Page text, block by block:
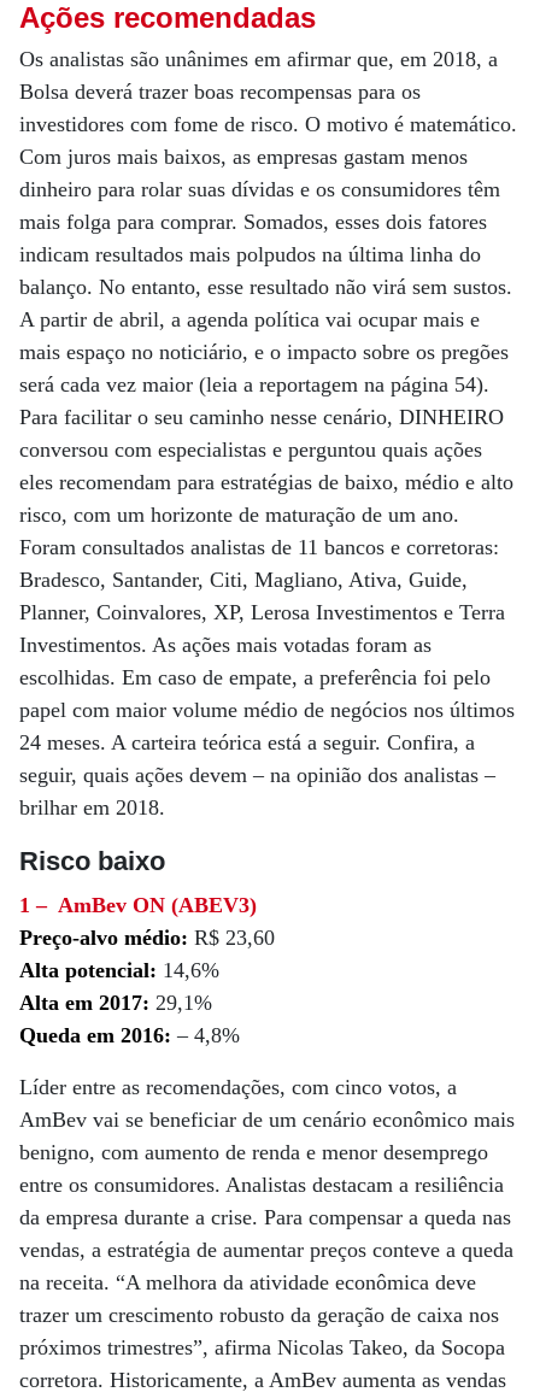
Ações recomendadas
Os analistas são unânimes em afirmar que, em 2018, a
Bolsa deverá trazer boas recompensas para os
investidores com fome de risco. O motivo é matemático.
Com juros mais baixos, as empresas gastam menos
dinheiro para rolar suas dívidas e os consumidores têm
mais folga para comprar. Somados, esses dois fatores
indicam resultados mais polpudos na última linha do
balanço. No entanto, esse resultado não virá sem sustos.
A partir de abril, a agenda política vai ocupar mais e
mais espaço no noticiário, e o impacto sobre os pregões
será cada vez maior (leia a reportagem na página 54).
Para facilitar o seu caminho nesse cenário, DINHEIRO
conversou com especialistas e perguntou quais ações
eles recomendam para estratégias de baixo, médio e alto
risco, com um horizonte de maturação de um ano.
Foram consultados analistas de 11 bancos e corretoras:
Bradesco, Santander, Citi, Magliano, Ativa, Guide,
Planner, Coinvalores, XP, Lerosa Investimentos e Terra
Investimentos. As ações mais votadas foram as
escolhidas. Em caso de empate, a preferência foi pelo
papel com maior volume médio de negócios nos últimos
24 meses. A carteira teórica está a seguir. Confira, a
seguir, quais ações devem – na opinião dos analistas –
brilhar em 2018.
Risco baixo
1 – AmBev ON (ABEV3)
Preço-alvo médio: R$ 23,60
Alta potencial: 14,6%
Alta em 2017: 29,1%
Queda em 2016: – 4,8%
Líder entre as recomendações, com cinco votos, a
AmBev vai se beneficiar de um cenário econômico mais
benigno, com aumento de renda e menor desemprego
entre os consumidores. Analistas destacam a resiliência
da empresa durante a crise. Para compensar a queda nas
vendas, a estratégia de aumentar preços conteve a queda
na receita. “A melhora da atividade econômica deve
trazer um crescimento robusto da geração de caixa nos
próximos trimestres”, afirma Nicolas Takeo, da Socopa
corretora. Historicamente, a AmBev aumenta as vendas